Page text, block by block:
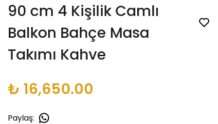
90 cm 4 Kişilik Camlı
Balkon Bahçe Masa
Takımı Kahve
₺ 16,650.00
Paylaş: